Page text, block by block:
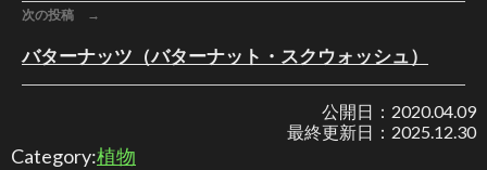
次の投稿 →
バターナッツ（バターナット・スクウォッシュ）
公開日： 2020.04.09
最終更新日： 2025.12.30
Category:植物